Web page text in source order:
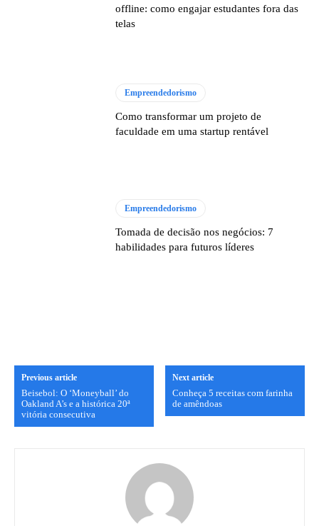
offline: como engajar estudantes fora das
telas
Empreendedorismo
Como transformar um projeto de
faculdade em uma startup rentável
Empreendedorismo
Tomada de decisão nos negócios: 7
habilidades para futuros líderes
Previous article
Beisebol: O ‘Moneyball’ do
Oakland A’s e a histórica 20ª
vitória consecutiva
Next article
Conheça 5 receitas com farinha
de amêndoas